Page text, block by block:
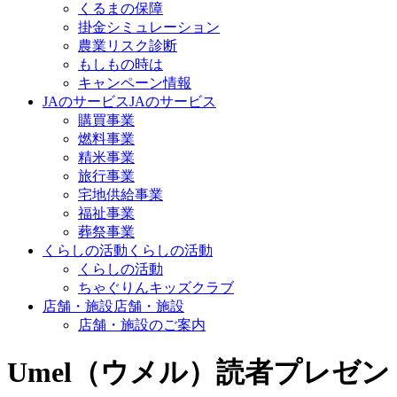
くるまの保障
掛金シミュレーション
農業リスク診断
もしもの時は
キャンペーン情報
JAのサービスJAのサービス
購買事業
燃料事業
精米事業
旅行事業
宅地供給事業
福祉事業
葬祭事業
くらしの活動 くらしの活動
くらしの活動
ちゃぐりんキッズクラブ
店舗・施設店舗・施設
店舗・施設のご案内
Umel（ウメル）読者プレゼ